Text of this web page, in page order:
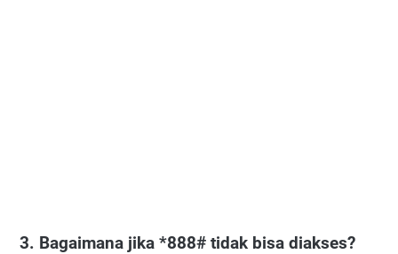
3. Bagaimana jika *888# tidak bisa diakses?